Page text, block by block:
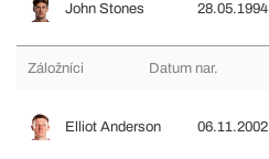
John Stones 28.05.1994
Záložníci Datum nar.
Elliot Anderson 06.11.2002